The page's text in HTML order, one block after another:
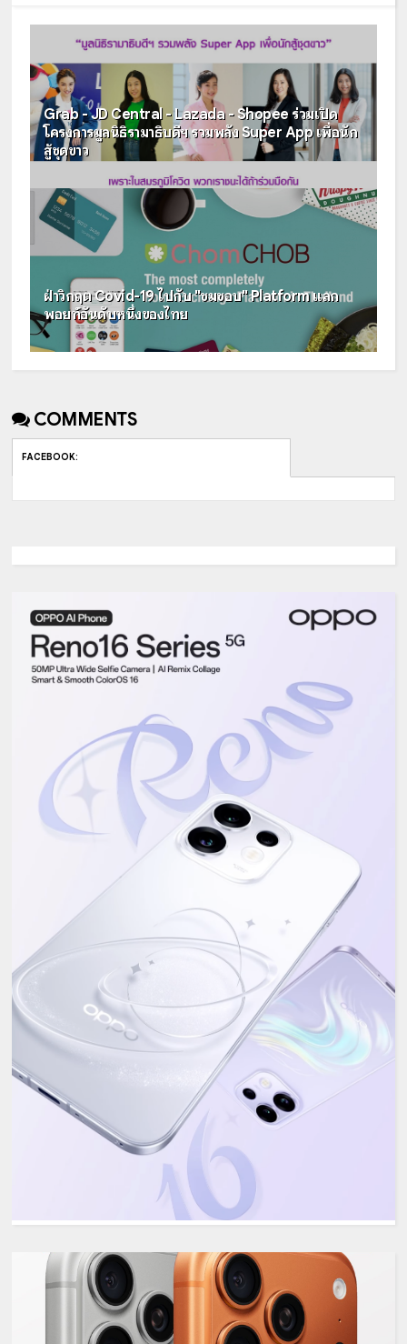
Grab - JD Central - Lazada - Shopee ร่วมเปิด
โครงการมูลนิธิรามาธิบดีฯ รวมพลัง Super App เพื่อนัก
สู้ชุดขาว
ฝ่าวิกฤต Covid-19 ไปกับ "ชมชอบ" Platform แลก
พอยท์อันดับหนึ่งของไทย
COMMENTS
FACEBOOK: